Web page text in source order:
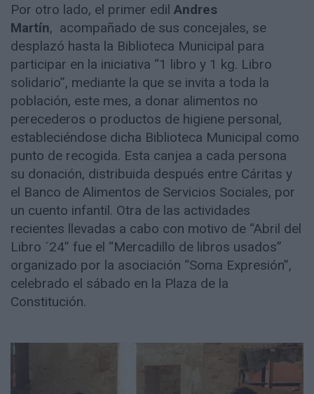
Por otro lado, el primer edil Andres
Martín, acompañado de sus concejales, se
desplazó hasta la Biblioteca Municipal para
participar en la iniciativa “1 libro y 1 kg. Libro
solidario”, mediante la que se invita a toda la
población, este mes, a donar alimentos no
perecederos o productos de higiene personal,
estableciéndose dicha Biblioteca Municipal como
punto de recogida. Esta canjea a cada persona
su donación, distribuida después entre Cáritas y
el Banco de Alimentos de Servicios Sociales, por
un cuento infantil. Otra de las actividades
recientes llevadas a cabo con motivo de “Abril del
Libro ´24” fue el “Mercadillo de libros usados”
organizado por la asociación “Soma Expresión”,
celebrado el sábado en la Plaza de la
Constitución.